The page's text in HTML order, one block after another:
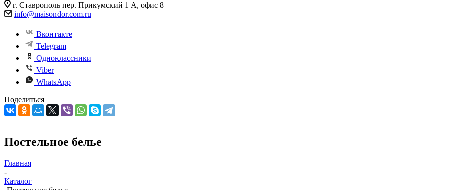
г. Ставрополь пер. Прикумский 1 А, офис 8
info@maisondor.com.ru
Вконтакте
Telegram
Одноклассники
Viber
WhatsApp
Поделиться
Постельное белье
Главная
-
Каталог